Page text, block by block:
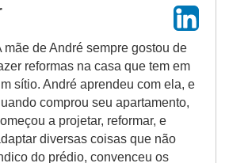
mãe de André sempre gostou de
reformas na casa que tem em
sítio. André aprendeu com ela, e
comprou seu apartamento,
a projetar, reformar, e
diversas coisas que não
do prédio, convenceu os